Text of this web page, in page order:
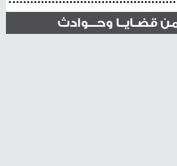
قضـايــا وحـــوادث